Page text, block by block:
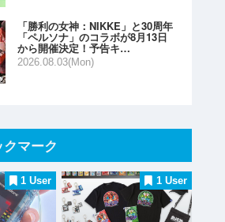
「勝利の女神：NIKKE」と30周年
「ペルソナ」のコラボが8月13日
から開催決定！予告キ…
2026.08.03(Mon)
マーク
1 User 1 User